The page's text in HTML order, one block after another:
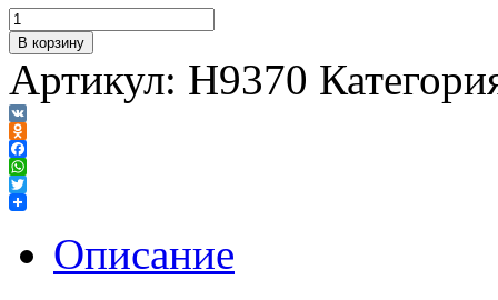
В корзину
Артикул: H9370
VK
Odnoklassniki
Facebook
WhatsApp
Twitter
Описание